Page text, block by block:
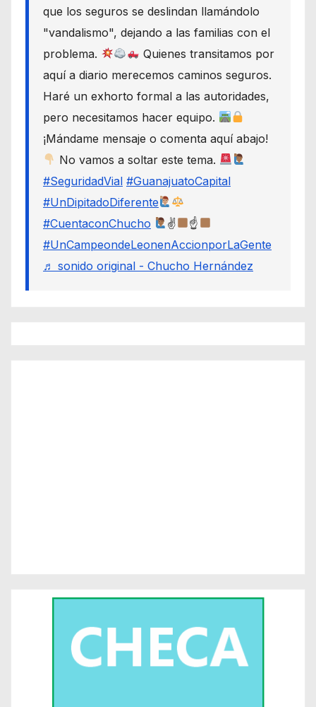
que los seguros se deslindan llamándolo
"vandalismo", dejando a las familias con el
problema.
Quienes transitamos por
aquí a diario merecemos caminos seguros.
Haré un exhorto formal a las autoridades,
pero necesitamos hacer equipo.
¡Mándame mensaje o comenta aquí abajo!
No vamos a soltar este tema.
#SeguridadVial #GuanajuatoCapital
#UnDipitadoDiferente
#CuentaconChucho
✌
☝
#UnCampeondeLeonenAccionporLaGente
♬ sonido original - Chucho Hernández